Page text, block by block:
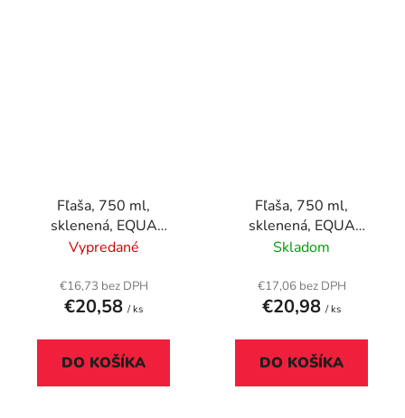
Fľaša, 750 ml,
sklenená, EQUA
"Mismatch Playa"
Vypredané
€16,73 bez DPH
€20,58 / ks
DO KOŠÍKA
Fľaša, 750 ml,
sklenená, EQUA
"Blueberry Pie"
Skladom
€17,06 bez DPH
€20,98 / ks
DO KOŠÍKA